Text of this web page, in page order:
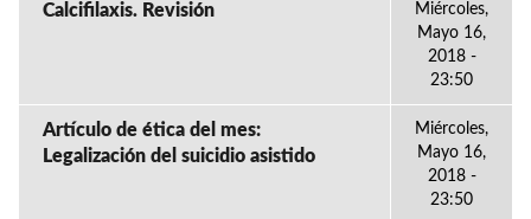
Calcifilaxis. Revisión
Miércoles,
Mayo 16,
2018 -
23:50
Artículo de ética del mes:
Legalización del suicidio asistido
Miércoles,
Mayo 16,
2018 -
23:50